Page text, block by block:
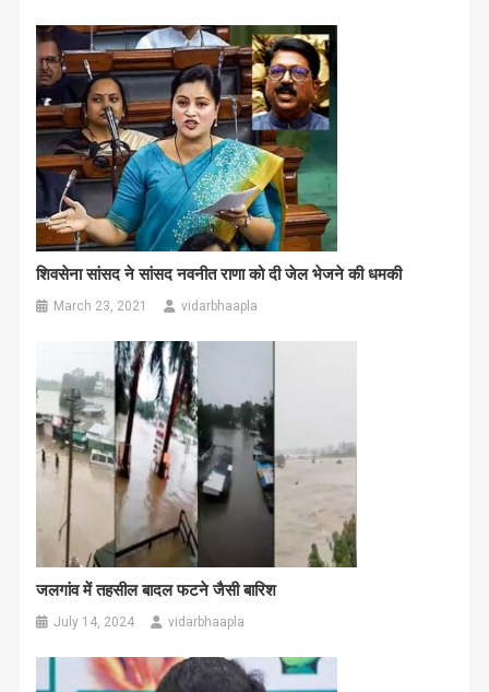
शिवसेना सांसद ने सांसद नवनीत राणा को दी जेल भेजने की धमकी
March 23, 2021 vidarbhaapla
जलगांव में तहसील बादल फटने जैसी बारिश
July 14, 2024 vidarbhaapla